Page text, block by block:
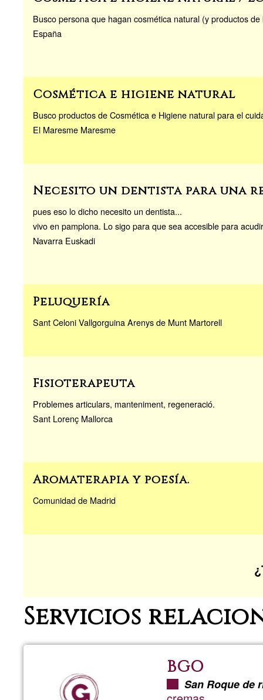
Busco persona que hagan cosmética natural (y productos
España
Cosmética e higiene natural
Busco productos de Cosmética e Higiene natural para el
El Maresme Maresme
Necesito un dentista para una
pues eso lo dicho necesito un dentista...
vivo en pamplona. Lo sigo para que sea accesible para
Navarra Euskadi
Peluquería
Sant Celoni Vallgorguina Arenys de Munt Martorell
Fisioterapeuta
Problemes articulars, manteniment, regeneració.
Sant Lorenç Mallorca
Aromaterapia y poesía.
Comunidad de Madrid
Servicios
BGO
San Roque de